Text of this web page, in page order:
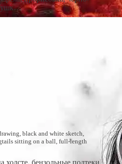
black and white sketch,
sitting on a ball, full-length
бензольные подтеки,